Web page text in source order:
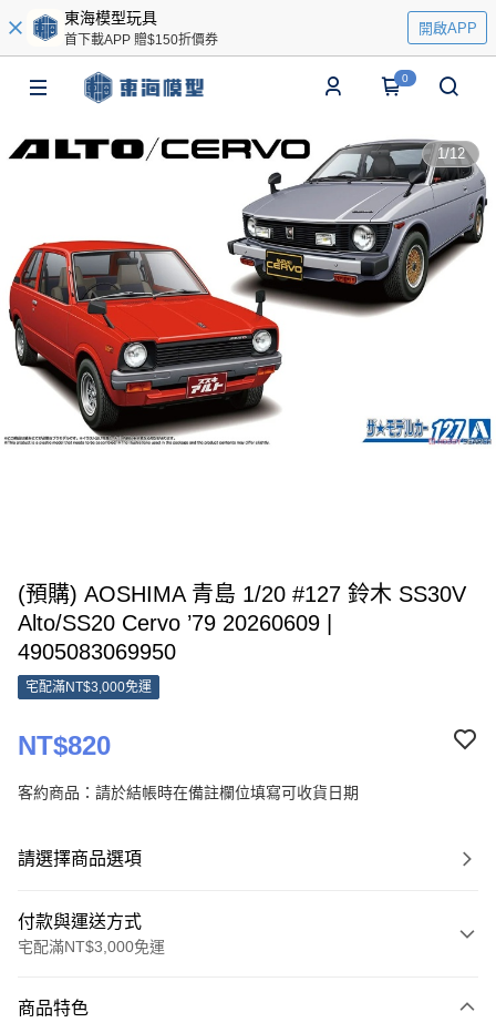
東海模型玩具
首下載APP 贈$150折價券
開啟APP
0
1/12
(預購) AOSHIMA 青島 1/20 #127 鈴木 SS30V
Alto/SS20 Cervo ’79 20260609 |
4905083069950
宅配滿NT$3,000免運
NT$820
客約商品：請於結帳時在備註欄位填寫可收貨日期
請選擇商品選項
付款與運送方式
宅配滿NT$3,000免運
信用卡一次付款
商品特色